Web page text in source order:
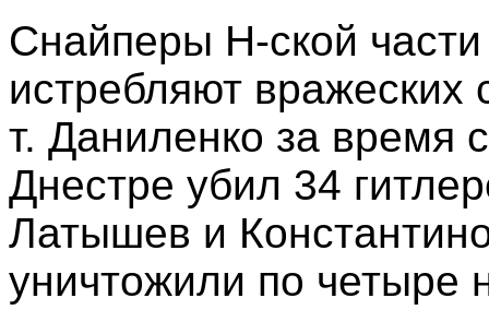
Снайперы Н-ской
истребляют
т. Даниленко за время
Днестре убил 34
Латышев и
уничтожили по четыре